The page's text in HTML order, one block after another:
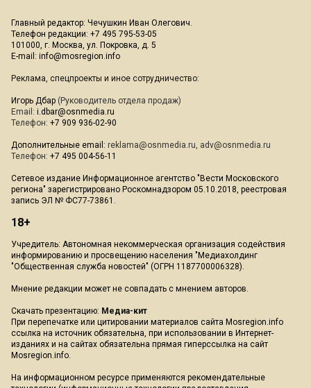
Главный редактор: Чечушкин Иван Олегович.
Телефон редакции: +7 495 795-53-05
101000, г. Москва, ул. Покровка, д. 5
E-mail: info@mosregion.info
Реклама, спецпроекты и иное сотрудничество:
Игорь Дбар (Руководитель отдела продаж)
Email: i.dbar@osnmedia.ru
Телефон: +7 909 936-02-90
Дополнительные email: reklama@osnmedia.ru, adv@osnmedia.ru
Телефон: +7 495 004-56-11
Сетевое издание Информационное агентство "Вести Московского
региона" зарегистрировано Роскомнадзором 05.10.2018, реестровая
запись ЭЛ № ФС77-73861.
18+
Учредитель: Автономная некоммерческая организация содействия
информированию и просвещению населения "Медиахолдинг
"Общественная служба новостей" (ОГРН 1187700006328).
Мнение редакции может не совпадать с мнением авторов.
Скачать презентацию: Медиа-кит
При перепечатке или цитировании материалов сайта Mosregion.info
ссылка на источник обязательна, при использовании в Интернет-
изданиях и на сайтах обязательна прямая гиперссылка на сайт
Mosregion.info.
На информационном ресурсе применяются рекомендательные